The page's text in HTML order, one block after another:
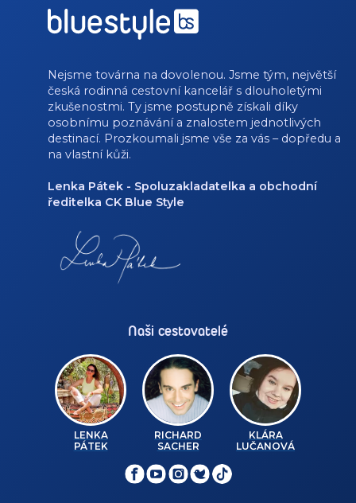
Nejsme továrna na dovolenou. Jsme tým, největší
česká rodinná cestovní kancelář s dlouholetými
zkušenostmi. Ty jsme postupně získali díky
osobnímu poznávání a znalostem jednotlivých
destinací. Prozkoumali jsme vše za vás – dopředu a
na vlastní kůži.
Lenka Pátek - Spoluzakladatelka a obchodní
ředitelka CK Blue Style
Naši cestovatelé
LENKA
PÁTEK
RICHARD
SACHER
KLÁRA
LUČANOVÁ